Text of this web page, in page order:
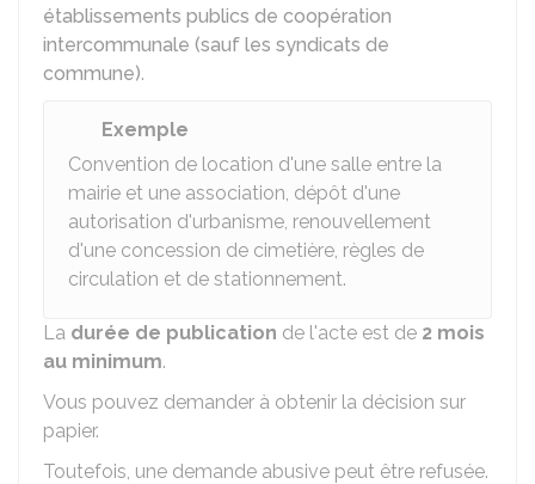
établissements publics de coopération
intercommunale (sauf les syndicats de
commune).
Exemple
Convention de location d'une salle entre la
mairie et une association, dépôt d'une
autorisation d'urbanisme, renouvellement
d'une concession de cimetière, règles de
circulation et de stationnement.
La durée de publication de l'acte est de 2 mois
au minimum.
Vous pouvez demander à obtenir la décision sur
papier.
Toutefois, une demande abusive peut être refusée.